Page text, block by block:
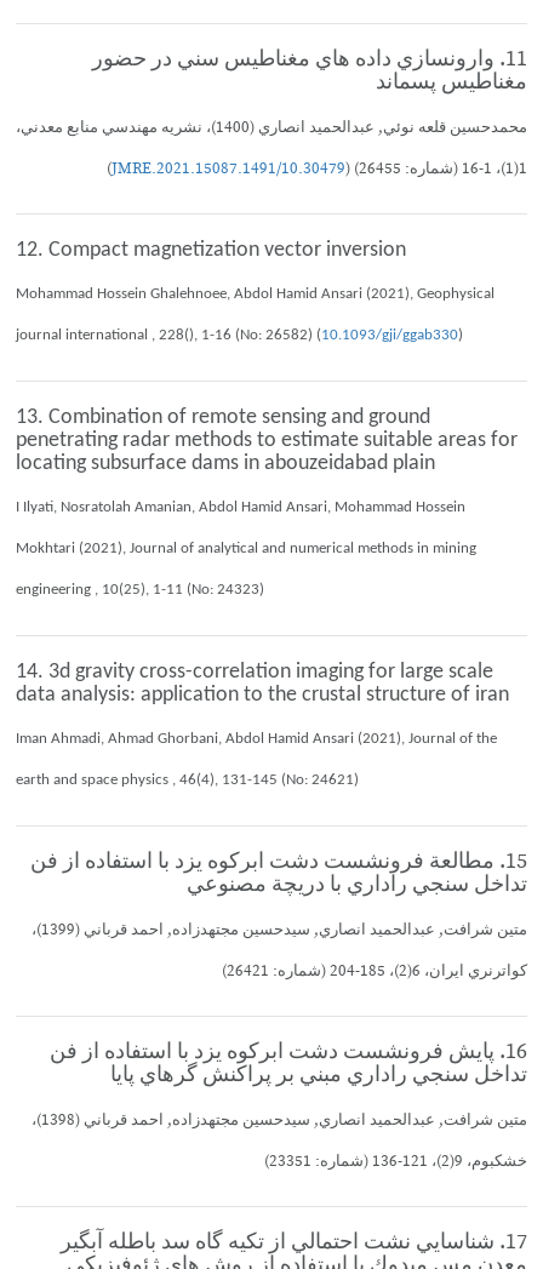
11. وارونسازي داده هاي مغناطيس سني در حضور
مغناطيس پسماند
محمدحسين قلعه نوئي, عبدالحميد انصاري (1400)، نشريه مهندسي منابع معدني،
1(1)، 1-16 (شماره: 26455) ( 10.30479/JMRE.2021.15087.1491
)
12. Compact magnetization vector inversion
Mohammad Hossein Ghalehnoee, Abdol Hamid Ansari (2021), Geophysical
journal international , 228(), 1-16 (No: 26582) (10.1093/gji/ggab330)
13. Combination of remote sensing and ground
penetrating radar methods to estimate suitable areas for
locating subsurface dams in abouzeidabad plain
I Ilyati, Nosratolah Amanian, Abdol Hamid Ansari, Mohammad Hossein
Mokhtari (2021), Journal of analytical and numerical methods in mining
engineering , 10(25), 1-11 (No: 24323)
14. 3d gravity cross-correlation imaging for large scale
data analysis: application to the crustal structure of iran
Iman Ahmadi, Ahmad Ghorbani, Abdol Hamid Ansari (2021), Journal of the
earth and space physics , 46(4), 131-145 (No: 24621)
15. مطالعة فرونشست دشت ابركوه يزد با استفاده از فن
تداخل سنجي راداري با دريچة مصنوعي
متين شرافت, عبدالحميد انصاري, سيدحسين مجتهدزاده, احمد قرباني (1399)،
كواترنري ايران، 6(2)، 185-204 (شماره: 26421)
16. پايش فرونشست دشت ابركوه يزد با استفاده از فن
تداخل سنجي راداري مبني بر پراكنش گرهاي پايا
متين شرافت, عبدالحميد انصاري, سيدحسين مجتهدزاده, احمد قرباني (1398)،
خشكبوم، 9(2)، 121-136 (شماره: 23351)
17. شناسايي نشت احتمالي از تكيه گاه سد باطله آبگير